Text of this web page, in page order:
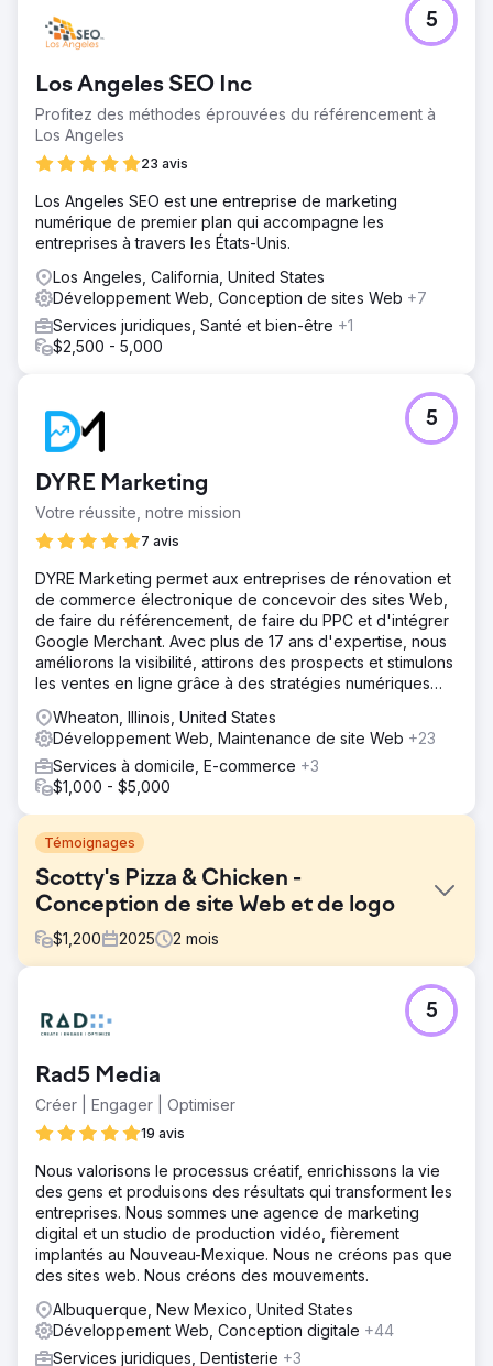
Los Angeles SEO Inc
Profitez des méthodes éprouvées du référencement à
Los Angeles
23 avis
5
Los Angeles SEO est une entreprise de marketing
numérique de premier plan qui accompagne les
entreprises à travers les États-Unis.
Los Angeles, California, United States
Développement Web, Conception de sites Web +7
Services juridiques, Santé et bien-être +1
$2,500 - 5,000
DYRE Marketing
Votre réussite, notre mission
7 avis
5
DYRE Marketing permet aux entreprises de rénovation et
de commerce électronique de concevoir des sites Web,
de faire du référencement, de faire du PPC et d'intégrer
Google Merchant. Avec plus de 17 ans d'expertise, nous
améliorons la visibilité, attirons des prospects et stimulons
les ventes en ligne grâce à des stratégies numériques
Wheaton, Illinois, United States
Développement Web, Maintenance de site Web +23
Services à domicile, E-commerce +3
$1,000 - $5,000
Témoignages
Scotty's Pizza & Chicken -
Conception de site Web et de logo
$1,200 2025 2 mois
Le client m'a demandé de lui créer un troisième design
très moderne. Il avait également besoin d'un nouveau
Foundation et un thème WordPress personnalisé que
nous avions créé nous-mêmes. Leur logo de l'époque,
très détaillé, rappelait la fin des années 90.
J'ai trouvé un thème moderne pour pizzerias, qui a été
approuvé par le client. J'ai également recréé leur logo
avec une touche simple et moderne, parfaitement
intégrée à une image à l'échelle 1:1.
Résultat
leur 17e titre de meilleure pizzeria de Marshfield, dont ils
sont fiers. J'ai recréé leur logo : une Chevrolet Bel Air 57
rouge cerise. J'ai trouvé une copie vectorielle de cette
Rad5 Media
Créer | Engager | Optimiser
19 avis
5
Nous valorisons le processus créatif, enrichissons la vie
des gens et produisons des résultats qui transforment les
entreprises. Nous sommes une agence de marketing
digital et un studio de production vidéo, fièrement
implantés au Nouveau-Mexique. Nous ne créons pas que
des sites web. Nous créons des mouvements.
Albuquerque, New Mexico, United States
Développement Web, Conception digitale +44
Services juridiques, Dentisterie +3